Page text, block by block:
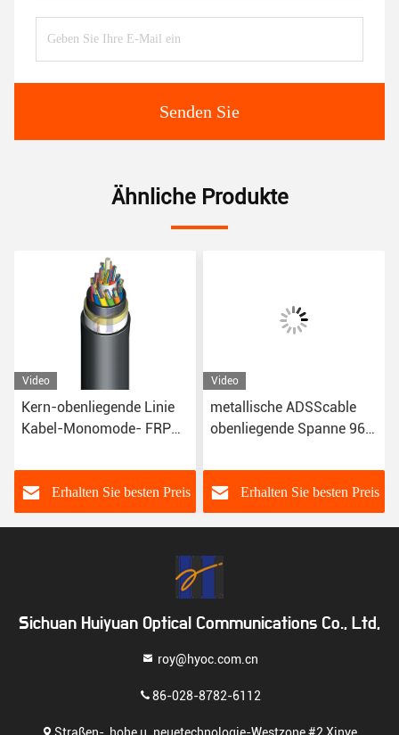
Senden Sie
Ähnliche Produkte
Video
Kern-obenliegende Linie
Kabel-Monomode- FRP
Erhalten Sie besten Preis
Video
metallische ADSScable
obenliegende Spanne 96F
Erhalten Sie besten Preis
Sichuan Huiyuan Optical Communications Co., Ltd,
roy@hyoc.com.cn
86-028-8782-6112
Straßen-, hohe u. neuetechnologie-Westzone #2 Xinye,